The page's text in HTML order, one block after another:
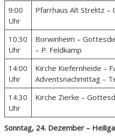
9:00
Uhr
Pfarrhaus Alt Strelitz –
10:30
Uhr
Borwinheim –
– P. Feldkamp
14:00
Uhr
Kirche Kiefernheide –
Adventsnachmittag –
14:30
Uhr
Kirche Zierke –
Sonntag, 24. Dezember –